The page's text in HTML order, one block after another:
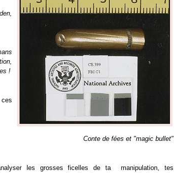
!
Conte de fées et "magic bullet"
les grosses ficelles de ta manipulation, tes